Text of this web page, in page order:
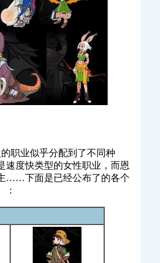
职业似乎分配到了不同种
速度快类型的女性职业，而恩
……下面是已经公布了的各个
：